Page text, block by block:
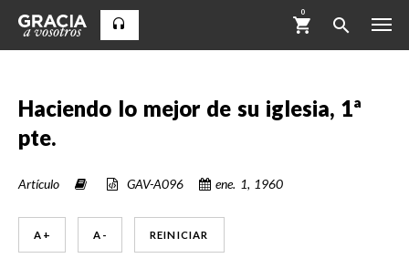
0
Haciendo lo mejor de su iglesia, 1ª
pte.
Artículo GAV-A096 ene. 1, 1960
A + A - REINICIAR